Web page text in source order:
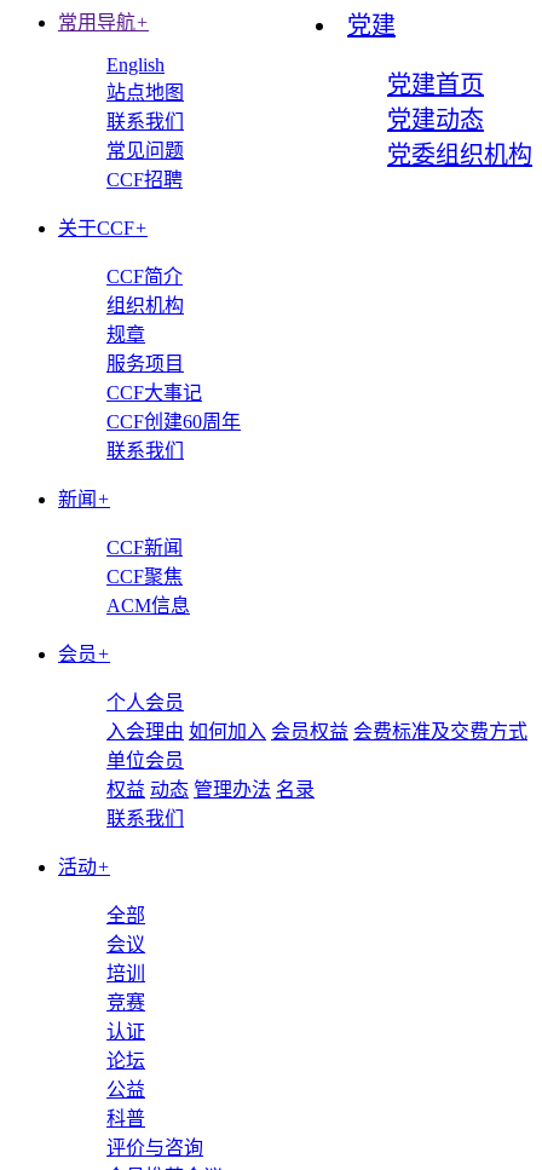
党建
党建首页
党建动态
党委组织机构
常用导航+
English
站点地图
联系我们
常见问题
CCF招聘
关于CCF+
CCF简介
组织机构
规章
服务项目
CCF大事记
CCF创建60周年
联系我们
新闻 +
CCF新闻
CCF聚焦
ACM信息
会员+
个人会员
入会理由 如何加入 会员权益 会费标准及交费方式
单位会员
权益 动态 管理办法 名录
联系我们
活动+
全部
会议
培训
竞赛
认证
论坛
公益
科普
评价与咨询